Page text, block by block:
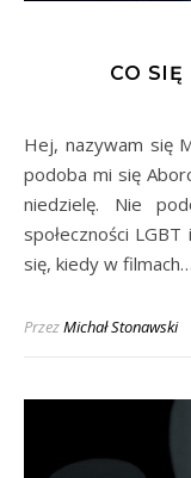
CO SIĘ
Hej, nazywam się Michał Stonawski i szanuję Korwina. Nie
podoba mi się
niedzielę. Nie
społeczności
się, kiedy w filmach…
PrzezMichał Stonawski